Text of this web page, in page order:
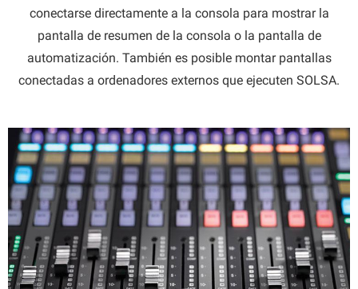
conectarse directamente a la consola para mostrar la
pantalla de resumen de la consola o la pantalla de
automatización. También es posible montar pantallas
conectadas a ordenadores externos que ejecuten SOLSA.